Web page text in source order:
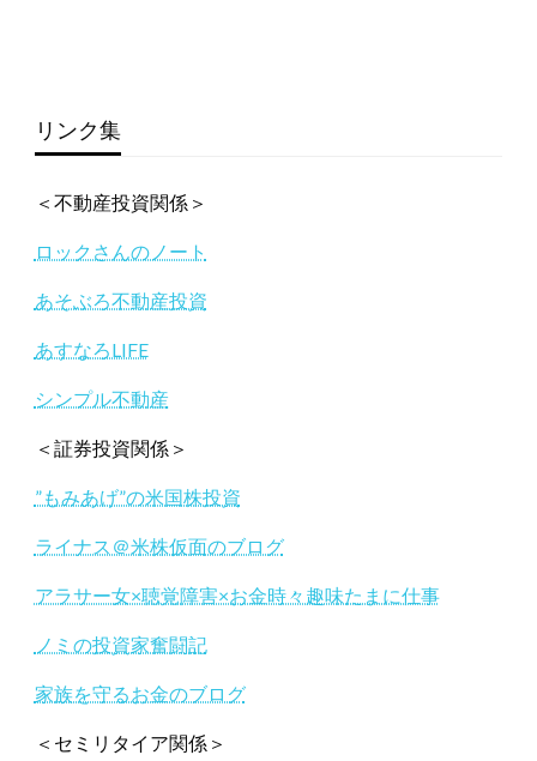
リンク集
＜不動産投資関係＞
ロックさんのノート
あそぶろ不動産投資
あすなろLIFE
シンプル不動産
＜証券投資関係＞
”もみあげ”の米国株投資
ライナス＠米株仮面のブログ
アラサー女×聴覚障害×お金時々趣味たまに仕事
ノミの投資家奮闘記
家族を守るお金のブログ
＜セミリタイア関係＞